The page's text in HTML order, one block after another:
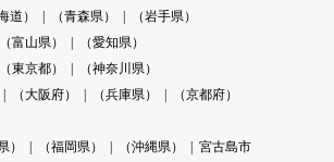
道） （青森県）
（岩手県）
（富山県）
（愛知県）
（東京都）
（神奈川県）
（大阪府） （兵庫県）
（京都府）
） （福岡県） （沖縄県） 宮古島市